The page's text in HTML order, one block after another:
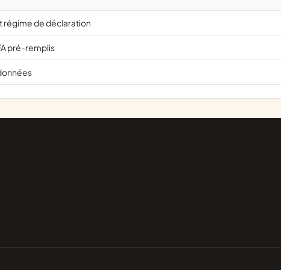
régime de déclaration
pré-remplis